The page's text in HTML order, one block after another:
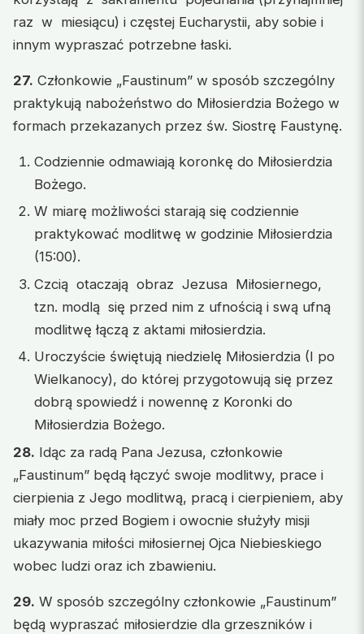
raz w miesiącu) i częstej Eucharystii, aby sobie i
innym wypraszać potrzebne łaski.
27. Członkowie „Faustinum” w sposób szczególny
praktykują nabożeństwo do Miłosierdzia Bożego w
formach przekazanych przez św. Siostrę Faustynę.
Codziennie odmawiają koronkę do Miłosierdzia
Bożego.
W miarę możliwości starają się codziennie
praktykować modlitwę w godzinie Miłosierdzia
(15:00).
Czcią otaczają obraz Jezusa Miłosiernego,
tzn. modlą się przed nim z ufnością i swą ufną
modlitwę łączą z aktami miłosierdzia.
Uroczyście świętują niedzielę Miłosierdzia (I po
Wielkanocy), do której przygotowują się przez
dobrą spowiedź i nowennę z Koronki do
Miłosierdzia Bożego.
28. Idąc za radą Pana Jezusa, członkowie
„Faustinum” będą łączyć swoje modlitwy, prace i
cierpienia z Jego modlitwą, pracą i cierpieniem, aby
miały moc przed Bogiem i owocnie służyły misji
ukazywania miłości miłosiernej Ojca Niebieskiego
wobec ludzi oraz ich zbawieniu.
29. W sposób szczególny członkowie „Faustinum”
będą wypraszać miłosierdzie dla grzeszników i